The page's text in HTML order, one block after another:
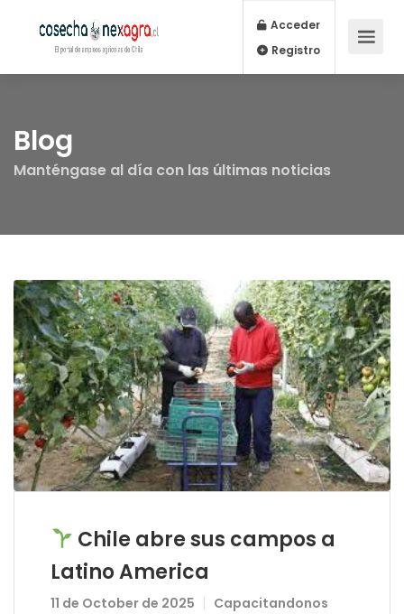
Acceder
Registro
Blog
Manténgase al día con las últimas noticias
Chile abre sus campos a
Latino America
11 de October de 2025 Capacitandonos